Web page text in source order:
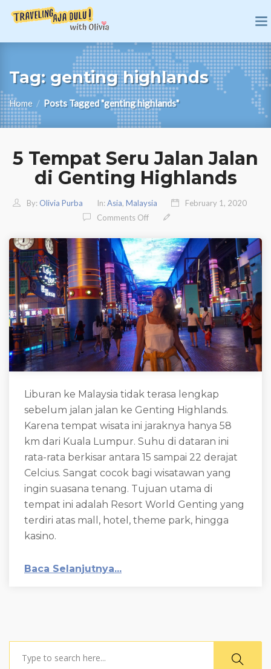
Tag: genting highlands
Home / Posts Tagged "genting highlands"
5 Tempat Seru Jalan Jalan
di Genting Highlands
By: Olivia Purba In: Asia, Malaysia
February 1, 2020
Comments OffOn 5 Tempat Seru Jalan Jalan Di
Liburan ke Malaysia tidak terasa lengkap
sebelum jalan jalan ke Genting Highlands.
Karena tempat wisata ini jaraknya hanya 58
km dari Kuala Lumpur. Suhu di dataran ini
rata-rata berkisar antara 15 sampai 22 derajat
Celcius. Sangat cocok bagi wisatawan yang
ingin suasana tenang. Tujuan utama di
tempat ini adalah Resort World Genting yang
terdiri atas mall, hotel, theme park, hingga
kasino.
Baca Selanjutnya...